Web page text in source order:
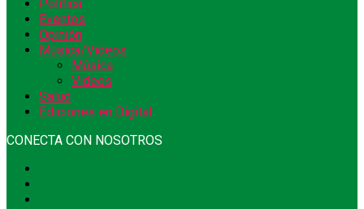
Política
Eventos
Opinión
Música/Videos
Música
Videos
Salud
Ediciones en Digital
CONECTA CON NOSOTROS